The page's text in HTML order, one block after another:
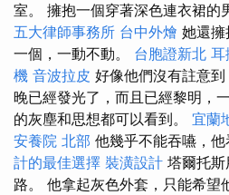
室。 擁抱一個穿著深色連衣裙的
五大律師事務所 台中外燴 她還擁
一個，一動不動。 台胞證新北 耳
機 音波拉皮 好像他們沒有註意
晚已經發光了，而且已經黎明，
的灰塵和思想都可以看到。 宜蘭
安養院 北部 他幾乎不能吞嚥，他
計的最佳選擇 裝潢設計 塔爾托
路。 他拿起灰色外套，只能希望